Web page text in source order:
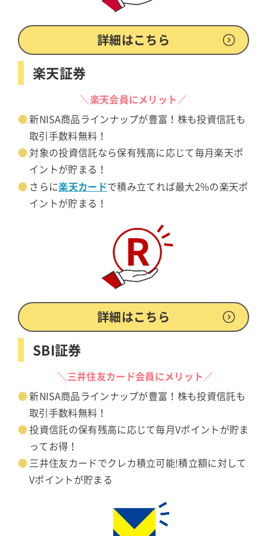
詳細はこちら
楽天証券
＼楽天会員にメリット／
新NISA商品ラインナップが豊富！株も投資信託も
取引手数料無料！
対象の投資信託なら保有残高に応じて毎月楽天ポ
イントが貯まる！
さらに楽天カードで積み立てれば最大2%の楽天ポ
イントが貯まる！
詳細はこちら
SBI証券
＼三井住友カード会員にメリット／
新NISA商品ラインナップが豊富！株も投資信託も
取引手数料無料！
投資信託の保有残高に応じて毎月Vポイントが貯ま
ってお得！
三井住友カードでクレカ積立可能!積立額に対して
Vポイントが貯まる